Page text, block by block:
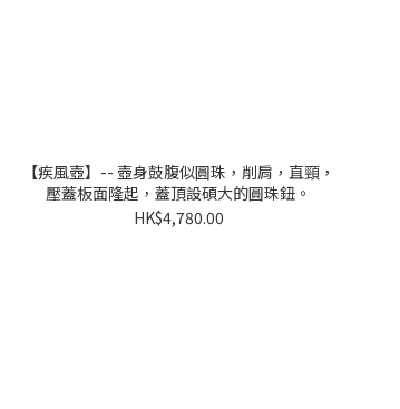
【疾風壺】-- 壺身鼓腹似圓珠，削肩，直頸，
壓蓋板面隆起，蓋頂設碩大的圓珠鈕。
HK$4,780.00